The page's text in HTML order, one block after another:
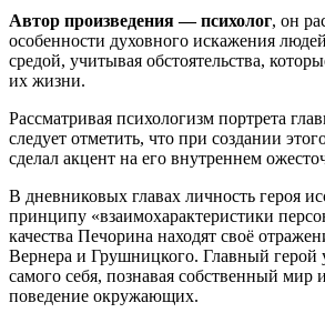
Автор произведения — психолог, он
особенности духовного искажения
средой, учитывая обстоятельства,
их жизни.
Рассматривая психологизм портрета
следует отметить, что при создании
сделал акцент на его внутреннем
В дневниковых главах личность героя
принципу «взаимохарактеристики
качества Печорина находят своё
Вернера и Грушницкого. Главный герой
самого себя, познавая собственный мир
поведение окружающих.